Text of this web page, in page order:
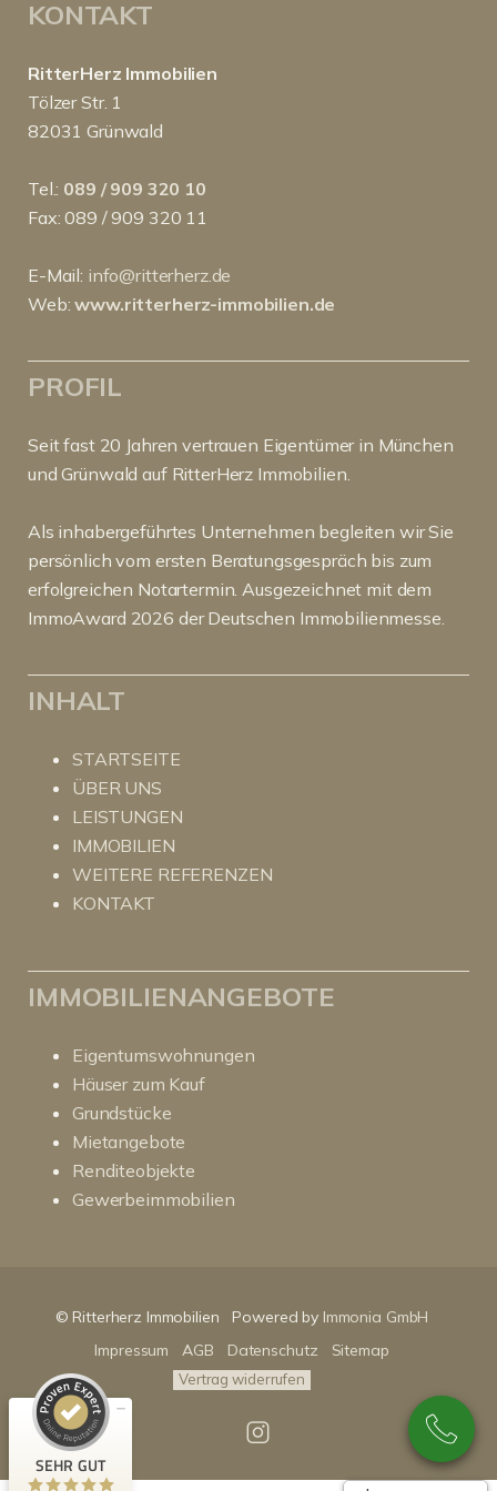
KONTAKT
RitterHerz Immobilien
Tölzer Str. 1
82031 Grünwald
Tel.: 089 / 909 320 10
Fax: 089 / 909 320 11
E-Mail: info@ritterherz.de
Web:www.ritterherz-immobilien.de
PROFIL
Seit fast 20 Jahren vertrauen Eigentümer in München
und Grünwald auf RitterHerz Immobilien.
Als inhabergeführtes Unternehmen begleiten wir Sie
persönlich vom ersten Beratungsgespräch bis zum
erfolgreichen Notartermin. Ausgezeichnet mit dem
ImmoAward 2026 der Deutschen Immobilienmesse.
INHALT
STARTSEITE
ÜBER UNS
LEISTUNGEN
IMMOBILIEN
WEITERE REFERENZEN
KONTAKT
IMMOBILIENANGEBOTE
Eigentumswohnungen
Häuser zum Kauf
Grundstücke
Mietangebote
Renditeobjekte
Gewerbeimmobilien
© Ritterherz Immobilien Powered by Immonia GmbH
Impressum
AGB Datenschutz Sitemap
Vertrag widerrufen
SEHR GUT
100%
Empfehlungen auf
ProvenExpert.com
SEHR GUT
4,86 / 5,00
159
Bewertungen von 3
anderen Quellen